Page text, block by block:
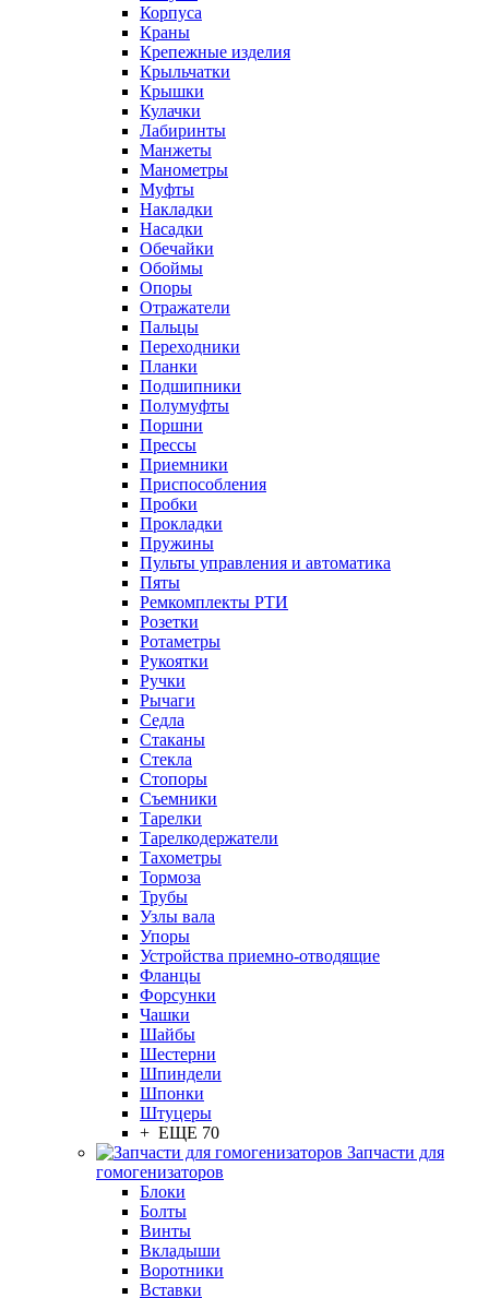
Корпуса
Краны
Крепежные изделия
Крыльчатки
Крышки
Кулачки
Лабиринты
Манжеты
Манометры
Муфты
Накладки
Насадки
Обечайки
Обоймы
Опоры
Отражатели
Пальцы
Переходники
Планки
Подшипники
Полумуфты
Поршни
Прессы
Приемники
Приспособления
Пробки
Прокладки
Пружины
Пульты управления и автоматика
Пяты
Ремкомплекты РТИ
Розетки
Ротаметры
Рукоятки
Ручки
Рычаги
Седла
Стаканы
Стекла
Стопоры
Съемники
Тарелки
Тарелкодержатели
Тахометры
Тормоза
Трубы
Узлы вала
Упоры
Устройства приемно-отводящие
Фланцы
Форсунки
Чашки
Шайбы
Шестерни
Шпиндели
Шпонки
Штуцеры
+ ЕЩЕ 70
Запчасти для
гомогенизаторов
Блоки
Болты
Винты
Вкладыши
Воротники
Вставки